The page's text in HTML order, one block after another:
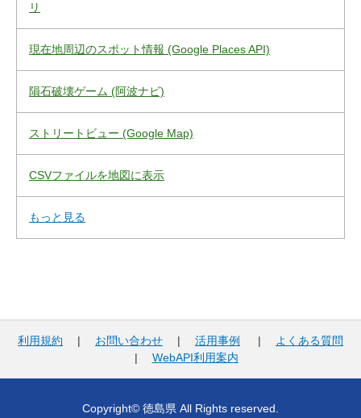
リ
現在地周辺のスポット情報 (Google Places API)
隕石破壊ゲーム (阿波ナビ)
ストリートビュー (Google Map)
CSVファイルを地図に表示
もっと見る
利用規約 | お問い合わせ | 活用事例 |
よくある質問
| WebAPI利用案内
Copyright© 徳島県 All Rights reserved.